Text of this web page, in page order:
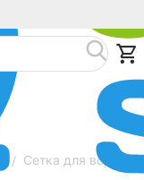
/ Сетка для ворот
Найти